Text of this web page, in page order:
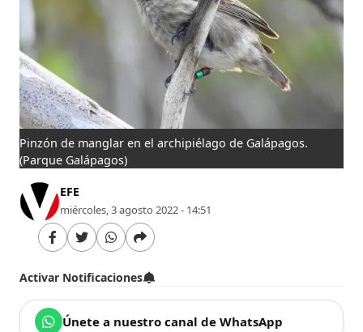
Pinzón de manglar en el archipiélago de Galápagos.
(Parque Galápagos)
EFE
miércoles, 3 agosto 2022 - 14:51
Activar Notificaciones
Únete a nuestro canal de WhatsApp